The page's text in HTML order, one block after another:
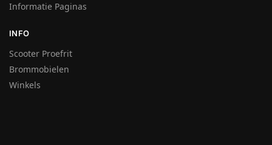
Informatie Paginas
INFO
Scooter Proefrit
Brommobielen
Winkels